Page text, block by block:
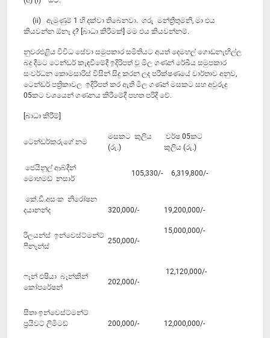
(ii) ඇමුණුම් 1 හි දක්වා තිබෙනවා. ගරු මන්ත්‍රීතුමනි, මා එය
කියවන්න ඕනෑ ද? [බාධා කිරීමක්] මම එය කියවන්නම්.
නුවරඑළිය විවිධ සේවා සමුපකාර සමිතියට අයත් දෙමහල් ගොඩනැඟිල්ල
බදු දීමට ටෙන්ඩර් කැඳවීමේදී ඉදිරිපත් වූ මිල ගණන් රේඛීය සමුපකාර
සංවර්ධන කොමසාරිස් විසින් සිදු කරන ලද පරීක්ෂණයේ වාර්තාව අනුව,
ටෙන්ඩර් පත්‍රිකාවල ඉදිරිපත් කර ඇති මිල ගණන් මසකට සහ අවුරුදු
05කට වශයෙන් ගණනය කිරීමේදී පහත පරිදි වේ.
[බාධා කිරීම්]
ටෙන්ඩර්කරුගේ නම
මසකට කුලිය
(රු.)
වර්ෂ 05කට
කුලිය (රු.)
ජෙයිනූල් ආබ්දීන්
මො‍හමඩ් නසාර්
105,330/- 6,319,800/-
‍කේ.ඩී.අසංක නිරෝෂන
දයානන්ද
320,000/- 19,200,000/-
රිලයන්ස් ඉන්වෙස්ට්මන්ට්
ෆිනෑන්ස්
250,000/-
15,000,000/-
ෆෑන් එෂියා බෑන්කින්
කෝපරේෂන්
202,000/-
12,120,000/-
සීතා ඉන්වෙස්ට්මන්ට්
ප්‍රයිවට් ලිමිටඩ්
200,000/- 12,000,000/-